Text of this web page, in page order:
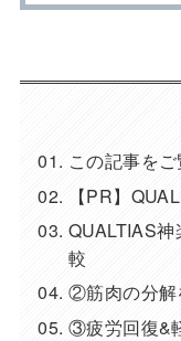
この記事を
【PR】
QUALTIAS
較
②筋肉の分解
③疲労回復&